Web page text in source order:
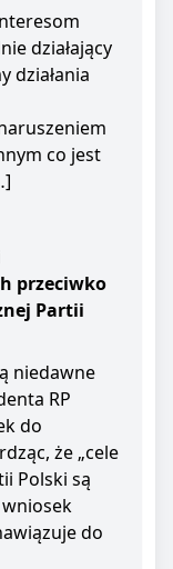
działający
działania
co jest
przeciwko
Partii
niedawne
RP
do
że „cele
Polski są
wniosek
do